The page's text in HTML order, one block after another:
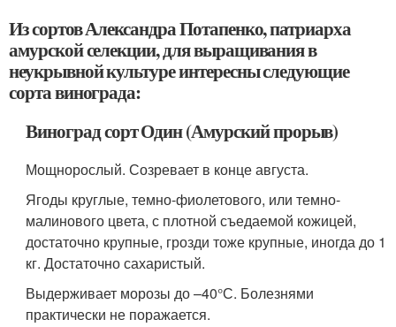
Из сортов Александра Потапенко, патриарха
амурской селекции, для выращивания в
неукрывной культуре интересны следующие
сорта винограда:
Виноград сорт Один (Амурский прорыв)
Мощнорослый. Созревает в конце августа.
Ягоды круглые, темно-фиолетового, или темно-
малинового цвета, с плотной съедаемой кожицей,
достаточно крупные, грозди тоже крупные, иногда до 1
кг. Достаточно сахаристый.
Выдерживает морозы до –40°С. Болезнями
практически не поражается.